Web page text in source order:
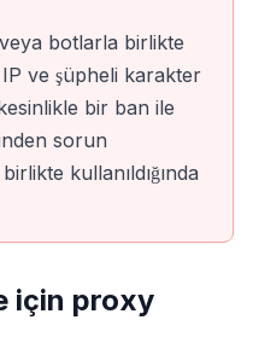
botlarla birlikte
IP ve şüpheli karakter
bir ban ile
sorun
kullanıldığında
için proxy